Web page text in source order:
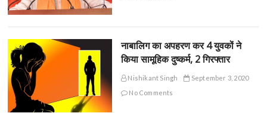
नाबालिग का अपहरण कर 4 युवकों ने
किया सामूहिक दुष्कर्म, 2 गिरफ्तार
Nishikant Singh
September 3, 2020
No Comments